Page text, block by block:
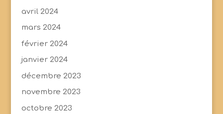
avril 2024
mars 2024
février 2024
janvier 2024
décembre 2023
novembre 2023
octobre 2023